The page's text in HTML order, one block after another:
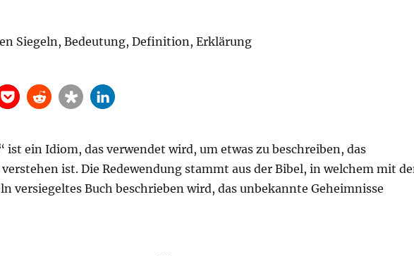
ist ein Idiom, das verwendet wird, um etwas zu beschreiben, das
ist. Die Redewendung stammt aus der Bibel, in welchem mit
versiegeltes Buch beschrieben wird, das unbekannte Geheimnisse